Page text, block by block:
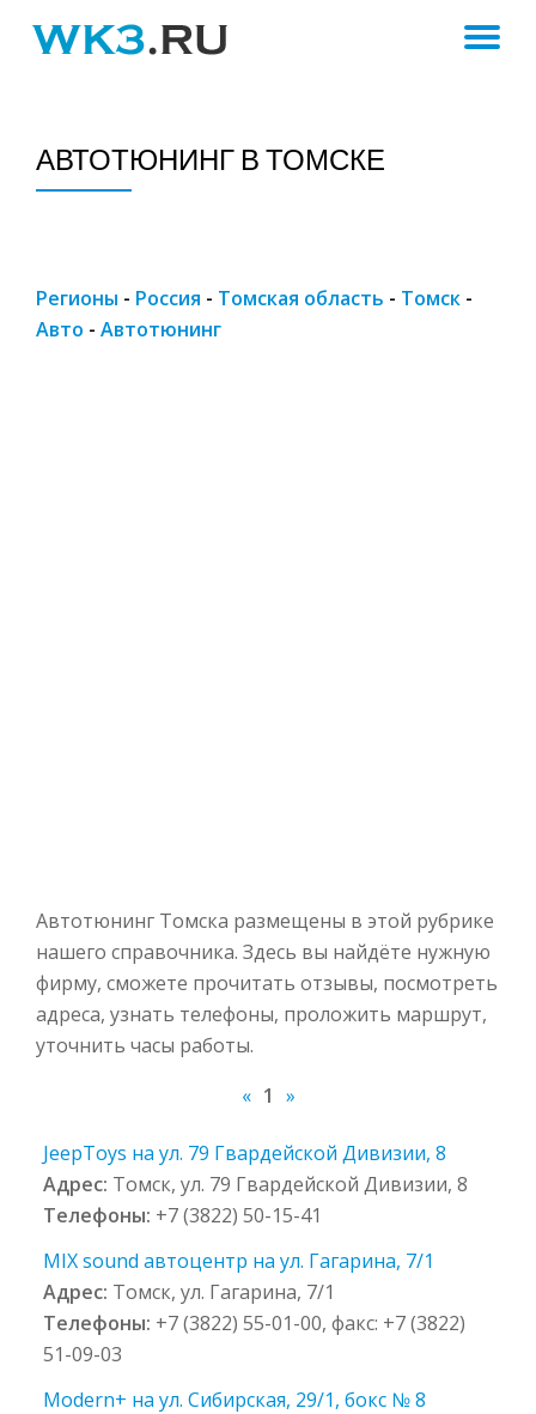
АВТОТЮНИНГ В ТОМСКЕ
Регионы - Россия - Томская область - Томск -
Авто - Автотюнинг
Автотюнинг Томска размещены в этой рубрике
нашего справочника. Здесь вы найдёте нужную
фирму, сможете прочитать отзывы, посмотреть
адреса, узнать телефоны, проложить маршрут,
уточнить часы работы.
« 1 »
JeepToys на ул. 79 Гвардейской Дивизии, 8
Адрес: Томск, ул. 79 Гвардейской Дивизии, 8
Телефоны: +7 (3822) 50-15-41
MIX sound автоцентр на ул. Гагарина, 7/1
Адрес: Томск, ул. Гагарина, 7/1
Телефоны: +7 (3822) 55-01-00, факс: +7 (3822)
51-09-03
Modern+ на ул. Сибирская, 29/1, бокс № 8